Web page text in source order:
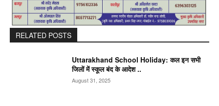
RELATED POSTS
Uttarakhand School Holiday: कल इन सभी
जिलों में स्कूल बंद के आदेश ..
August 31, 2025